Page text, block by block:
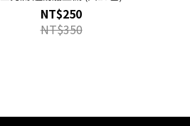
NT$250
NT$350